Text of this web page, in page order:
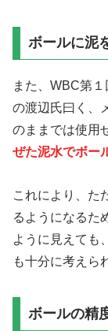
ボールに泥
また、WBC第
の渡辺氏曰く、
のままでは使用
ぜた泥水でボー
これにより、た
るようになるた
ように見えても
も十分に考えら
ボールの精